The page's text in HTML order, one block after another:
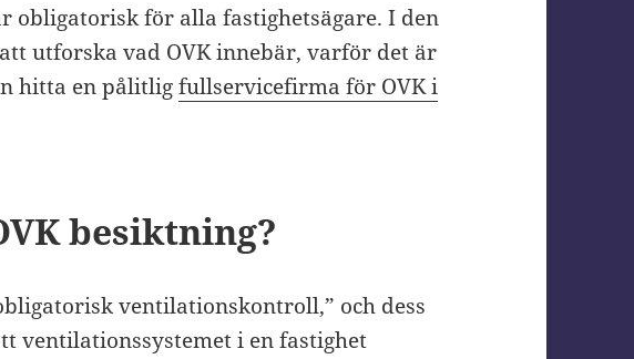
obligatorisk för alla fastighetsägare. I den
utforska vad OVK innebär, varför det är
hitta en pålitligfullservicefirma för OVK i
besiktning?
ventilationskontroll,” och dess
ventilationssystemet i en fastighet